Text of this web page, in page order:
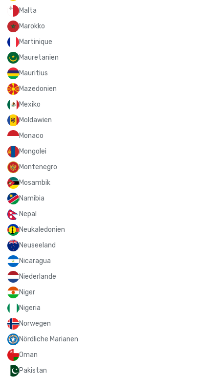
Malta
Marokko
Martinique
Mauretanien
Mauritius
Mazedonien
Mexiko
Moldawien
Monaco
Mongolei
Montenegro
Mosambik
Namibia
Nepal
Neukaledonien
Neuseeland
Nicaragua
Niederlande
Niger
Nigeria
Norwegen
Nördliche Marianen
Oman
Pakistan